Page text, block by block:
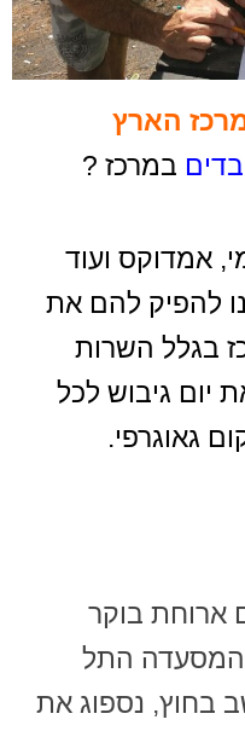
הארץ
במרכז ?
אמדוקס ועוד
להפיק להם את
בגלל השרות
יום גיבוש לכל
גאוגרפי.
ארוחת בוקר
התל
בחוץ, נספוג את